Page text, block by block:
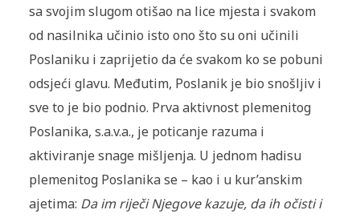
sa svojim slugom otišao na lice mjesta i svakom
od nasilnika učinio isto ono što su oni učinili
Poslaniku i zaprijetio da će svakom ko se pobuni
odsjeći glavu. Međutim, Poslanik je bio snošljiv i
sve to je bio podnio. Prva aktivnost plemenitog
Poslanika, s.a.v.a., je poticanje razuma i
aktiviranje snage mišljenja. U jednom hadisu
plemenitog Poslanika se – kao i u kur’anskim
ajetima: Da im riječi Njegove kazuje, da ih očisti i